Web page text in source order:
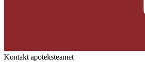
Kontakt apoteksteamet